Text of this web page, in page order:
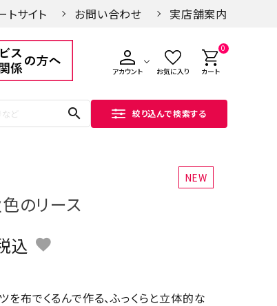
トサイト お問い合わせ 実店舗案内
アカウント お気に入り
0
カート
search 絞り込んで検索する
NEW
のリース
込
を布でくるんで作る、ふっくらと立体的な